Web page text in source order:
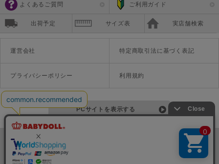
よくあるご質問 ご利用ガイド
出荷予定 サイズ表 実店舗検索
運営会社 特定商取引法に基づく表記
プライバシーポリシー 利用規約
PCサイトを表示する
©Disney ©Disney/Pixar ©Disney. Based on the "Winnie the Pooh" works by A.A. Milne and E.H. Shepard.